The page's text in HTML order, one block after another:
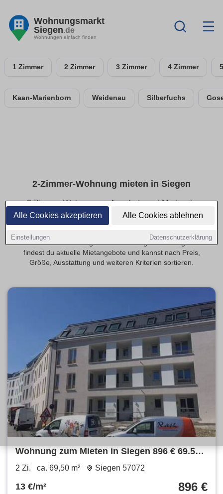
Alle Cookies akzeptieren Alle Cookies ablehnen
Einstellungen Datenschutzerklärung
Wohnungsmarkt
Siegen.de
Wohnungen einfach finden
1 Zimmer 2 Zimmer 3 Zimmer 4 Zimmer
Kaan-Marienborn Weidenau Silberfuchs
2-Zimmer-Wohnung mieten in Siegen
2-Zimmer-Wohnungen: Angebote und Merkmale
vergleichen
Paaren und Berufstätigen. Auf Wohnungsmarkt-Siegen.de
findest du aktuelle Mietangebote und kannst nach Preis,
Größe, Ausstattung und weiteren Kriterien sortieren.
Wohnung zum Mieten in Siegen 896 € 69.5
m²
2 Zi. ca. 69,50 m² Siegen 57072
13 €/m² 896 €